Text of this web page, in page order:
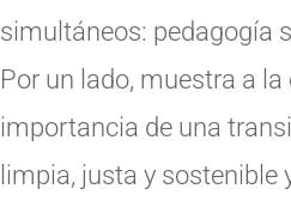
simultáneos: pedagogía
Por un lado, muestra a
importancia de una
limpia, justa y sostenible